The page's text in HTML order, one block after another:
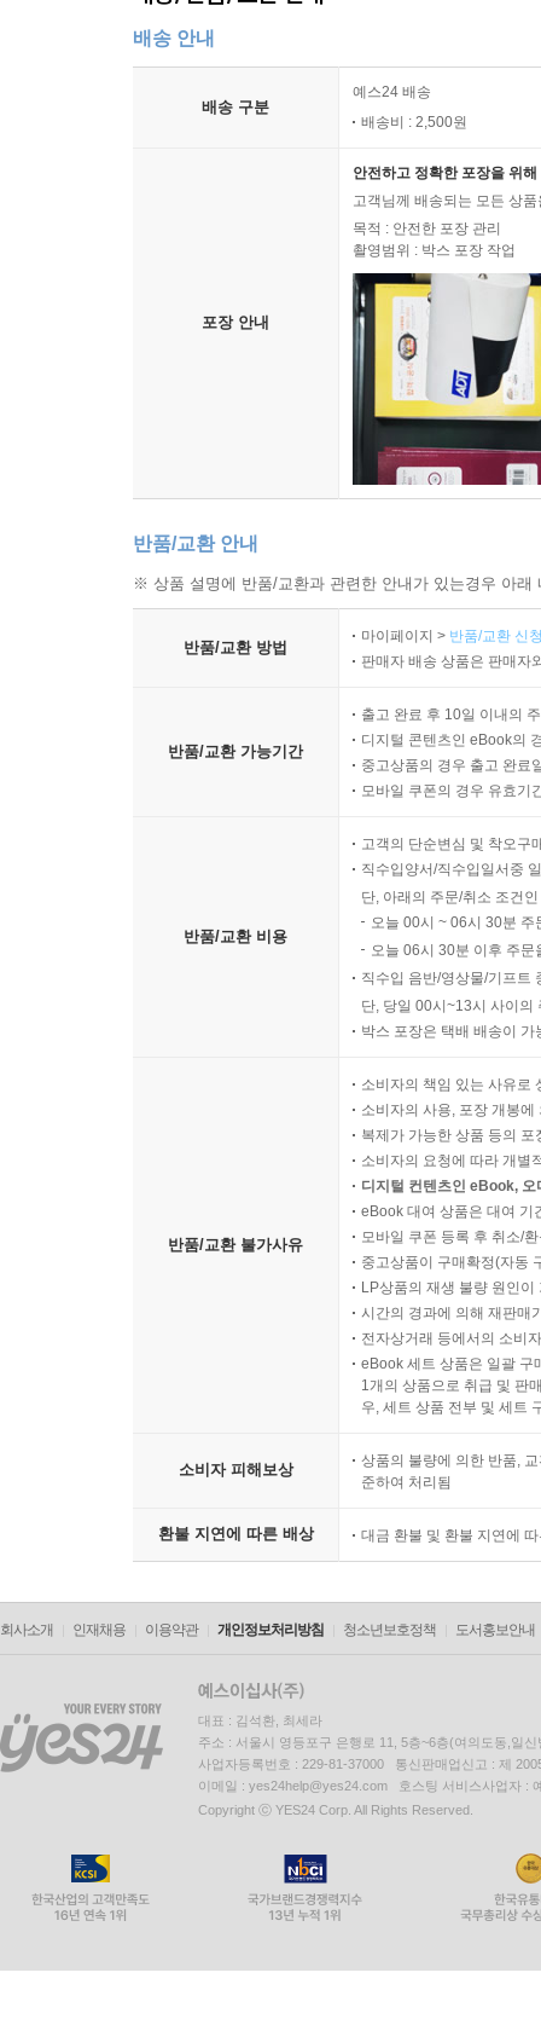
배송 안내
배송 구분
예스24 배송
배송비 : 2,500원
포장 안내
안전하고 정확한 포장을 위
고객님께 배송되는 모든 상
목적 : 안전한 포장 관리
촬영범위 : 박스 포장 작업
반품/교환 안내
※ 상품 설명에 반품/교환과 관련한 안내가 있는경우 아
반품/교환 방법
마이페이지 > 반품/교환 신
판매자 배송 상품은 판매자
반품/교환 가능기간
출고 완료 후 10일 이내의
디지털 콘텐츠인 eBook의
중고상품의 경우 출고 완료
모바일 쿠폰의 경우 유효기
반품/교환 비용
고객의 단순변심 및 착오구
직수입양서/직수입일서중
단, 아래의 주문/취소 조건
오늘 00시 ~ 06시 30분
오늘 06시 30분 이후 주
직수입 음반/영상물/기프트
단, 당일 00시~13시 사이의
박스 포장은 택배 배송이
반품/교환 불가사유
소비자의 책임 있는 사유로
소비자의 사용, 포장 개봉
복제가 가능한 상품 등의
소비자의 요청에 따라 개별
디지털 컨텐츠인 eBook,
eBook 대여 상품은 대여 기
모바일 쿠폰 등록 후 취소/
중고상품이 구매확정(자동
LP상품의 재생 불량 원인
시간의 경과에 의해 재판매
전자상거래 등에서의 소비
eBook 세트 상품은 일괄 구
1개의 상품으로 취급 및 판
우, 세트 상품 전부 및 세트
소비자 피해보상
상품의 불량에 의한 반품,
준하여 처리됨
환불 지연에 따른 배상 대금 환불 및 환불 지연에
회사소개 인재채용 이용약관 개인정보처리방침 청소년보호정책 도서홍보안내
대표 : 김석환, 최세라
주소 : 서울시 영등포구 은행로 11, 5층~6층(여의도동,일신
사업자등록번호 : 229-81-37000 통신판매업신고 : 제
이메일 : yes24help@yes24.com 호스팅 서비스사업자 :
Copyright ⓒ YES24 Corp. All Rights Reserved.